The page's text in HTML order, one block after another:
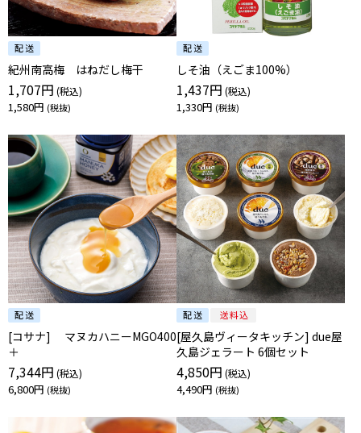
紀州南高梅 はねだし梅干
1,707円
1,580円
しそ油（えごま100%）
1,437円
1,330円
[コサナ] マヌカハニーMGO400
＋
7,344円
6,800円
[屋久島ヴィータキッチン] due屋
久島ジェラート 6個セット
4,850円
4,490円